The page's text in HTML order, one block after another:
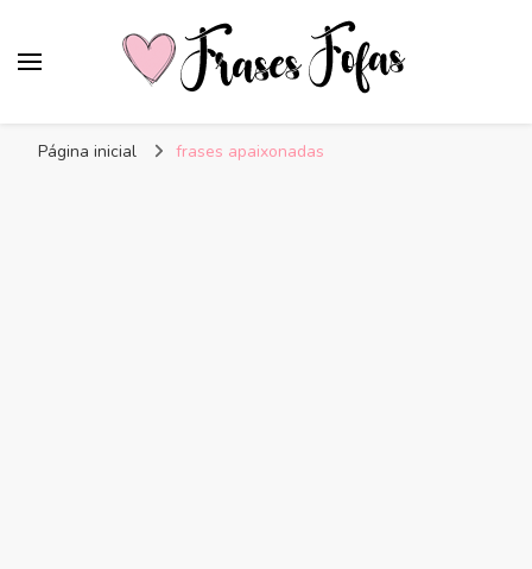
Página inicial frases apaixonadas